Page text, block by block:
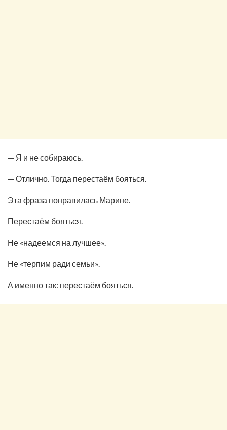
— Я и не собираюсь.
— Отлично. Тогда перестаём бояться.
Эта фраза понравилась Марине.
Перестаём бояться.
Не «надеемся на лучшее».
Не «терпим ради семьи».
А именно так: перестаём бояться.